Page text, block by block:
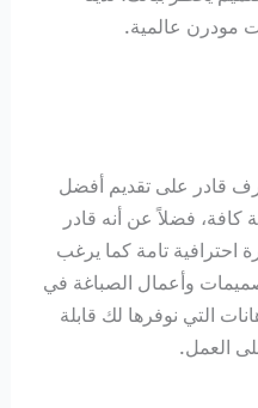
مودرن عالمية.
قادر على تقديم أفضل
كافة، فضلاً عن أنه قادر
احترافية تامة كما يرغب
وأعمال الصباغة في
التي نوفرها لك قابلة
العمل.